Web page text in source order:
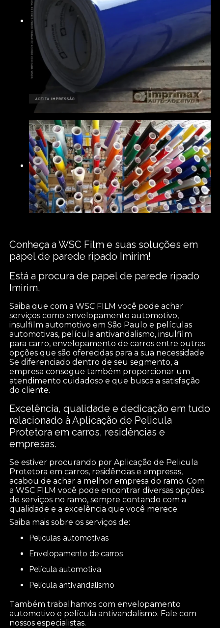
Conheça a WSC Film e suas soluções em
papel de parede ripado Imirim!
Está a procura de papel de parede ripado
Imirim,
Saiba que com a WSC FILM você pode achar
serviços como envelopamento automotivo,
insulfilm automotivo em São Paulo e películas
automotivas, película antivandalismo, insulfilm
para carro, envelopamento de carros entre outras
opções que são oferecidas para a sua necessidade.
Se diferenciado dentro de seu segmento, a
empresa consegue também proporcionar um
atendimento cuidadoso e que busca a satisfação
do cliente.
Excelência, qualidade e dedicação em tudo
relacionado à Aplicação de Pelicula
Protetora em carros, residências e
empresas.
Se estiver procurando por Aplicação de Pelicula
Protetora em carros, residências e empresas,
acabou de achar a melhor empresa do ramo. Com
a WSC FILM você pode encontrar diversas opções
de serviços no ramo, sempre contando com a
qualidade e a excelência que você merece.
Saiba mais sobre os serviços de:
películas automotivas
envelopamento de carros
película automotiva
película antivandalismo
Também trabalhamos com envelopamento
automotivo e película antivandalismo. Fale com
nossos especialistas.